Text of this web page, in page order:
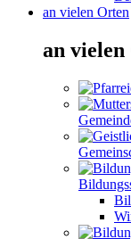
an vielen Orten
an